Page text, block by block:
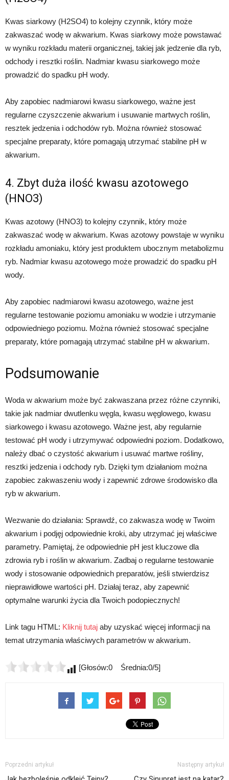
Kwas siarkowy (H2SO4) to kolejny czynnik, który może
zakwaszać wodę w akwarium. Kwas siarkowy może powstawać
w wyniku rozkładu materii organicznej, takiej jak jedzenie dla ryb,
odchody i resztki roślin. Nadmiar kwasu siarkowego może
prowadzić do spadku pH wody.
Aby zapobiec nadmiarowi kwasu siarkowego, ważne jest
regularne czyszczenie akwarium i usuwanie martwych roślin,
resztek jedzenia i odchodów ryb. Można również stosować
specjalne preparaty, które pomagają utrzymać stabilne pH w
akwarium.
4. Zbyt duża ilość kwasu azotowego
(HNO3)
Kwas azotowy (HNO3) to kolejny czynnik, który może
zakwaszać wodę w akwarium. Kwas azotowy powstaje w wyniku
rozkładu amoniaku, który jest produktem ubocznym metabolizmu
ryb. Nadmiar kwasu azotowego może prowadzić do spadku pH
wody.
Aby zapobiec nadmiarowi kwasu azotowego, ważne jest
regularne testowanie poziomu amoniaku w wodzie i utrzymanie
odpowiedniego poziomu. Można również stosować specjalne
preparaty, które pomagają utrzymać stabilne pH w akwarium.
Podsumowanie
Woda w akwarium może być zakwaszana przez różne czynniki,
takie jak nadmiar dwutlenku węgla, kwasu węglowego, kwasu
siarkowego i kwasu azotowego. Ważne jest, aby regularnie
testować pH wody i utrzymywać odpowiedni poziom. Dodatkowo,
należy dbać o czystość akwarium i usuwać martwe rośliny,
resztki jedzenia i odchody ryb. Dzięki tym działaniom można
zapobiec zakwaszeniu wody i zapewnić zdrowe środowisko dla
ryb w akwarium.
Wezwanie do działania: Sprawdź, co zakwasza wodę w Twoim
akwarium i podjęj odpowiednie kroki, aby utrzymać jej właściwe
parametry. Pamiętaj, że odpowiednie pH jest kluczowe dla
zdrowia ryb i roślin w akwarium. Zadbaj o regularne testowanie
wody i stosowanie odpowiednich preparatów, jeśli stwierdzisz
nieprawidłowe wartości pH. Działaj teraz, aby zapewnić
optymalne warunki życia dla Twoich podopiecznych!
Link tagu HTML: Kliknij tutaj aby uzyskać więcej informacji na
temat utrzymania właściwych parametrów w akwarium.
[Głosów:0 Średnia:0/5]
Poprzedni artykuł Następny artykuł